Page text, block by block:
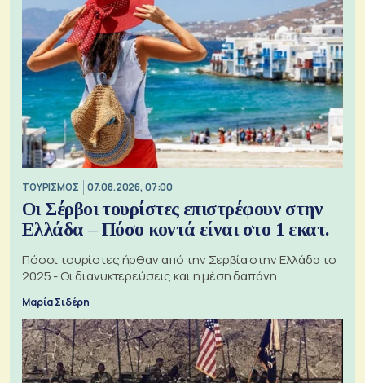
ΤΟΥΡΙΣΜΟΣ 07.08.2026, 07:00
Οι Σέρβοι τουρίστες επιστρέφουν στην
Ελλάδα – Πόσο κοντά είναι στο 1 εκατ.
Πόσοι τουρίστες ήρθαν από την Σερβία στην Ελλάδα το
2025 - Οι διανυκτερεύσεις και η μέση δαπάνη
Μαρία Σιδέρη